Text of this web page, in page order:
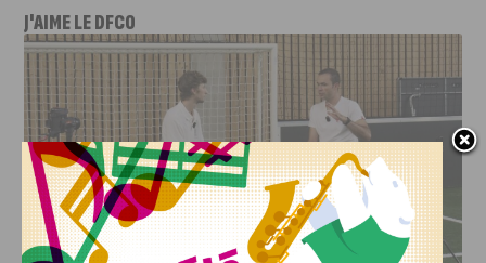
J'AIME LE DFCO
DFCO : RENCONTRE AVEC PIERRE-HENRI DEBALLON,
L’ARTISAN DE LA MONTÉE EN LIGUE 2